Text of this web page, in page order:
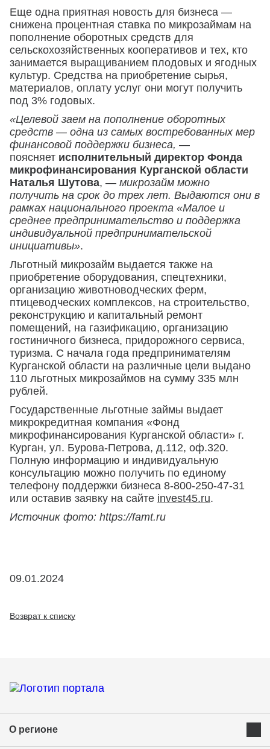
Еще одна приятная новость для бизнеса —
снижена процентная ставка по микрозаймам на
пополнение оборотных средств для
сельскохозяйственных кооперативов и тех, кто
занимается выращиванием плодовых и ягодных
культур. Средства на приобретение сырья,
материалов, оплату услуг они могут получить
под 3% годовых.
«Целевой заем на пополнение оборотных
средств — одна из самых востребованных мер
финансовой поддержки бизнеса, —
поясняет исполнительный директор Фонда
микрофинансирования Курганской области
Наталья Шутова, — микрозайм можно
получить на срок до трех лет. Выдаются они в
рамках национального проекта «Малое и
среднее предпринимательство и поддержка
индивидуальной предпринимательской
инициативы».
Льготный микрозайм выдается также на
приобретение оборудования, спецтехники,
организацию животноводческих ферм,
птицеводческих комплексов, на строительство,
реконструкцию и капитальный ремонт
помещений, на газификацию, организацию
гостиничного бизнеса, придорожного сервиса,
туризма. С начала года предпринимателям
Курганской области на различные цели выдано
110 льготных микрозаймов на сумму 335 млн
рублей.
Государственные льготные займы выдает
микрокредитная компания «Фонд
микрофинансирования Курганской области» г.
Курган, ул. Бурова-Петрова, д.112, оф.320.
Полную информацию и индивидуальную
консультацию можно получить по единому
телефону поддержки бизнеса 8-800-250-47-31
или оставив заявку на сайте invest45.ru.
Источник фото: https://famt.ru
09.01.2024
Возврат к списку
О регионе